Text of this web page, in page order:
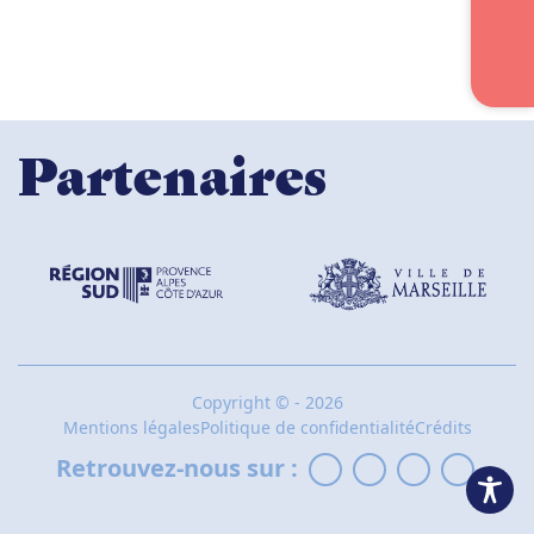
Partenaires
Copyright © - 2026
Mentions légalesPolitique de confidentialitéCrédits
Retrouvez-nous sur :